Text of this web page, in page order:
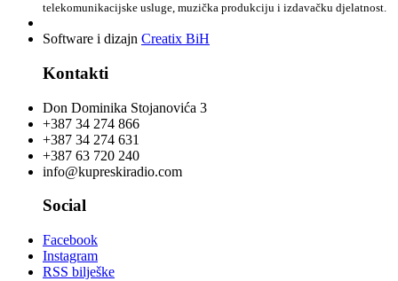
telekomunikacijske usluge, muzička produkciju i izdavačku djelatnost.
Software i dizajn Creatix BiH
Kontakti
Don Dominika Stojanovića 3
+387 34 274 866
+387 34 274 631
+387 63 720 240
info@kupreskiradio.com
Social
Facebook
Instagram
RSS bilješke